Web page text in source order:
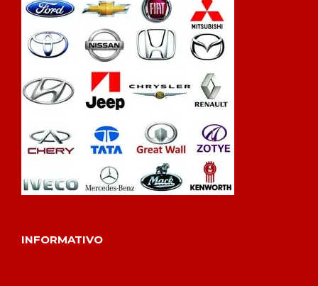
INFORMATIVO